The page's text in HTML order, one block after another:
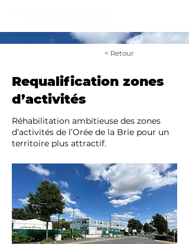
< Retour
Requalification zones
d’activités
Réhabilitation ambitieuse des zones
d’activités de l’Orée de la Brie pour un
territoire plus attractif.